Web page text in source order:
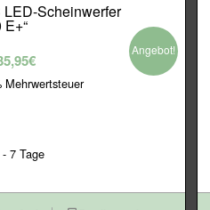
Scheinwerfer
€Aktueller
Preis
Mehrwertsteuer
7 Tage
Angebot!